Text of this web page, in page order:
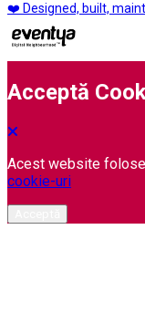
❤️ Designed, built,
Acceptă
Acest website
cookie-uri